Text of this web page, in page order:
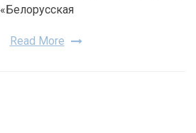
«Белорусская
Read More